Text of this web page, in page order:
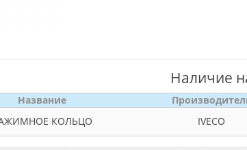
Наличие
Название
КОЛЬЦО IVECO